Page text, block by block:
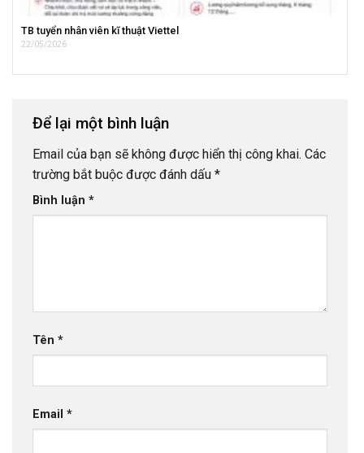
TB tuyển nhân viên kĩ thuật Viettel
22/05/2026
Để lại một bình luận
Email của bạn sẽ không được hiển thị công khai. Các
trường bắt buộc được đánh dấu *
Bình luận *
Tên *
Email *